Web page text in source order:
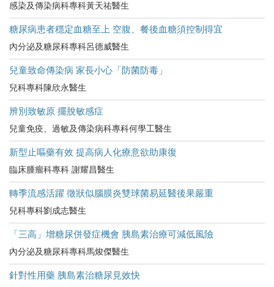
感染及傳染病科專科黃天祐醫生
糖尿病患者穩定血糖至上 空腹、餐後血糖須控制得宜
內分泌及糖尿科專科呂德威醫生
兒童致命傳染病 家長小心「防菌防毒」
兒科專科陳欣永醫生
辨別致敏原 擺脫敏感症
兒童免疫、過敏及傳染病科專科何學工醫生
新型止嘔藥有效 提高病人化療意欲助康復
臨床腫瘤科專科 謝耀昌醫生
轉季流感活躍 徵狀似腦膜炎雙球菌易延醫後果嚴重
兒科專科劉成志醫生
「三高」增糖尿併發症機會 胰島素治療可減低風險
內分泌及糖尿科專科馬焌傑醫生
針對性用藥 胰島素治糖尿見效快